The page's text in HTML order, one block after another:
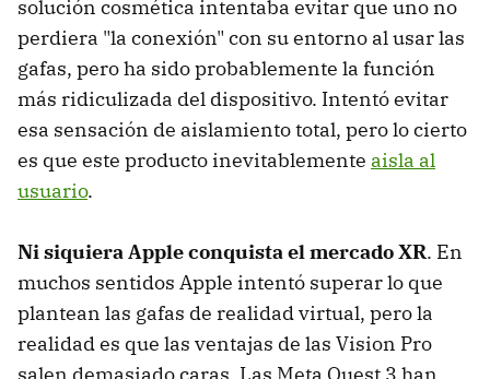
solución cosmética intentaba evitar que uno no
perdiera "la conexión" con su entorno al usar las
gafas, pero ha sido probablemente la función
más ridiculizada del dispositivo. Intentó evitar
esa sensación de aislamiento total, pero lo cierto
es que este producto inevitablemente aisla al
usuario.
Ni siquiera Apple conquista el mercado XR. En
muchos sentidos Apple intentó superar lo que
plantean las gafas de realidad virtual, pero la
realidad es que las ventajas de las Vision Pro